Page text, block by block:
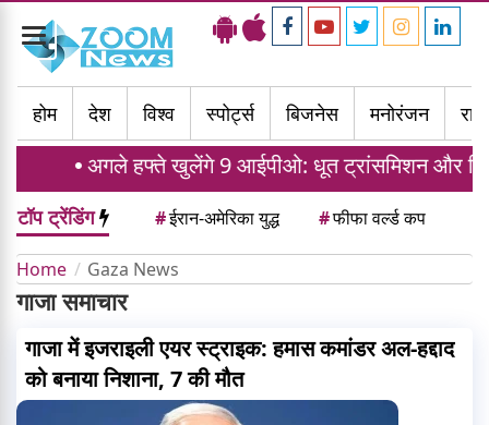
Toggle
navigation
होम
देश विश्व स्पोर्ट्स बिजनेस मनोरंजन
अगले हफ्ते खुलेंगे 9 आईपीओ: धूत ट्रांसमिशन और
टॉप ट्रेंडिंग #ईरान-अमेरिका युद्ध #फीफा वर्ल्ड कप
Home Gaza News
गाजा समाचार
गाजा में इजराइली एयर स्ट्राइक: हमास कमांडर अल-हद्दाद
को बनाया निशाना, 7 की मौत